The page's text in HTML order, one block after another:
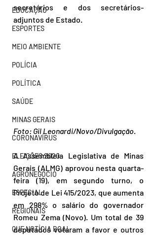
EDUCAÇÃO
ESPORTES
MEIO AMBIENTE
POLÍCIA
POLÍTICA
SAÚDE
MINAS GERAIS
CORONAVÍRUS
ELEIÇÕES 2020
AGRONEGÓCIO
ESPECIAL
REGIONAIS
QUE NOTÍCIA BOA!
secretários e dos secretários-
adjuntos de Estado.
Foto: Gil Leonardi/Novo/Divulgação.
A Assembleia Legislativa de Minas
Gerais (ALMG) aprovou nesta quarta-
feira (19), em segundo turno, o
Projeto de Lei 415/2023, que aumenta
em 298% o salário do governador
Romeu Zema (Novo). Um total de 39
deputados votaram a favor e outros